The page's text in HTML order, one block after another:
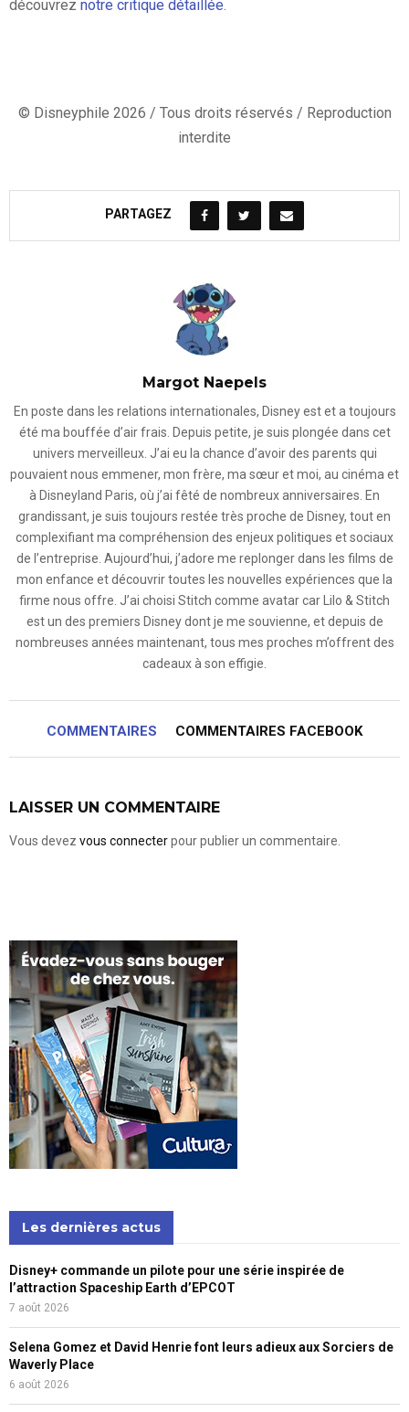
découvrez notre critique détaillée
© Disneyphile 2026 / Tous droits réservés / Reproduction
interdite
PARTAGEZ
Margot Naepels
En poste dans les relations internationales, Disney est et a toujours
été ma bouffée d’air frais. Depuis petite, je suis plongée dans cet
univers merveilleux. J’ai eu la chance d’avoir des parents qui
pouvaient nous emmener, mon frère, ma sœur et moi, au cinéma et
à Disneyland Paris, où j’ai fêté de nombreux anniversaires. En
grandissant, je suis toujours restée très proche de Disney, tout en
complexifiant ma compréhension des enjeux politiques et sociaux
de l’entreprise. Aujourd’hui, j’adore me replonger dans les films de
mon enfance et découvrir toutes les nouvelles expériences que la
firme nous offre. J’ai choisi Stitch comme avatar car Lilo & Stitch
est un des premiers Disney dont je me souvienne, et depuis de
nombreuses années maintenant, tous mes proches m’offrent des
cadeaux à son effigie.
COMMENTAIRES COMMENTAIRES FACEBOOK
LAISSER UN COMMENTAIRE
Vous devez vous connecterpour publier un commentaire.
Les dernières actus
Disney+ commande un pilote pour une série inspirée de
l’attraction Spaceship Earth d’EPCOT
7 août 2026
Selena Gomez et David Henrie font leurs adieux aux Sorciers de
Waverly Place
6 août 2026